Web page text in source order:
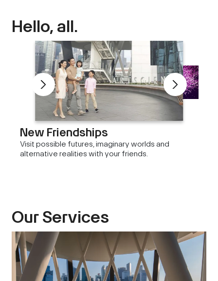
Hello, all.
New Friendships
Visit possible futures, imaginary worlds and
alternative realities with your friends.
Our Services